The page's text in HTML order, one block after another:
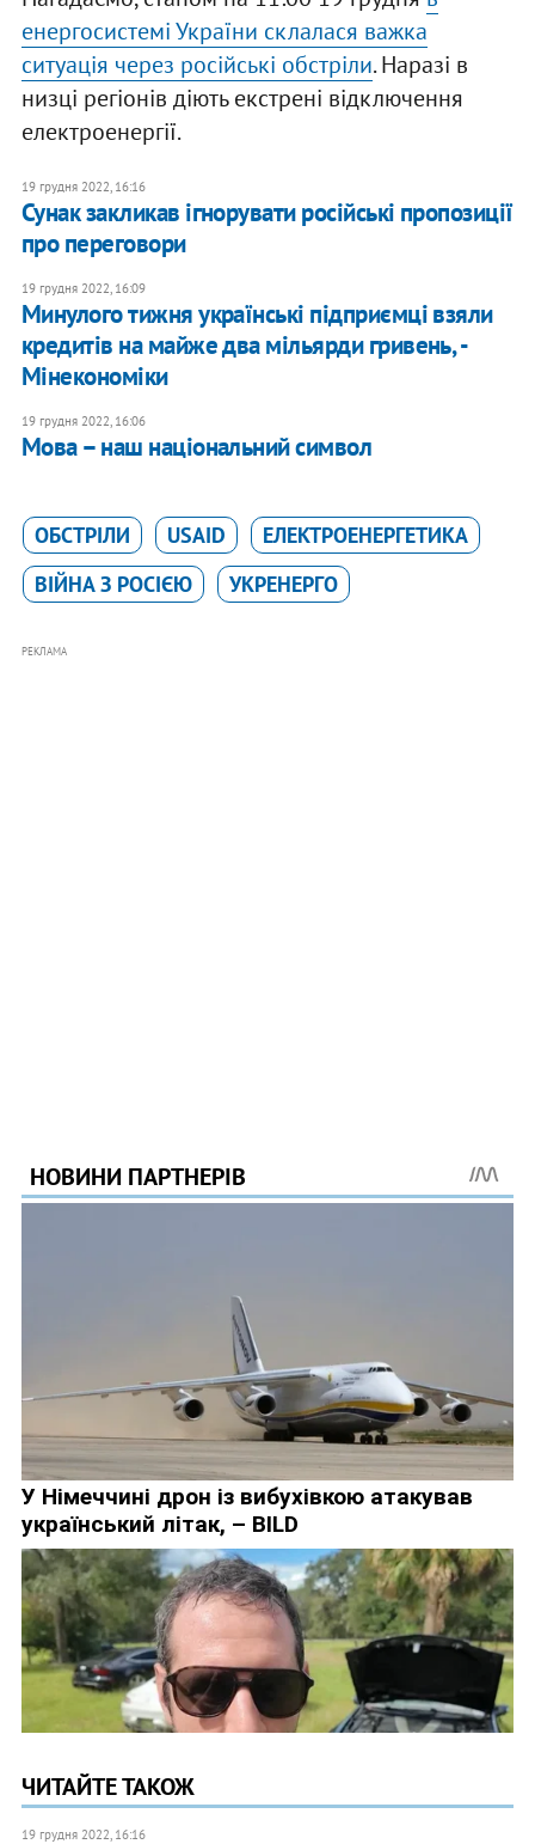
енергосистемі України склалася важка
ситуація через російські обстріли. Наразі в
низці регіонів діють екстрені відключення
електроенергії.
19 грудня 2022, 16:16
Сунак закликав ігнорувати російські пропозиції
про переговори
19 грудня 2022, 16:09
​Минулого тижня українські підприємці взяли
кредитів на майже два мільярди гривень, -
Мінекономіки
19 грудня 2022, 16:06
Мова – наш національний символ
ОБСТРІЛИ USAID
ЕЛЕКТРОЕНЕРГЕТИКА
ВІЙНА З РОСІЄЮ
УКРЕНЕРГО
РЕКЛАМА
ЧИТАЙТЕ ТАКОЖ
19 грудня 2022, 16:16